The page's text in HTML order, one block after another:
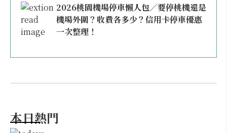
2026桃園機場停車懶人包／要停桃機還是
機場外圍？收費各多少？信用卡停車優惠
一次整理！
本日熱門